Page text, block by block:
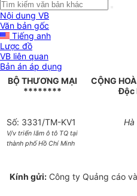
Nội dung VB
Văn bản gốc
Tiếng anh
Lược đồ
VB liên quan
Bản án áp dụng
BỘ THƯƠNG MẠI
********
CỘNG
Độc
Số: 3331/TM-KV1
V/v triển lãm ô tô TQ tại
thành phố Hồ Chí Minh
Hà
Kính gửi: Công ty Quảng cáo